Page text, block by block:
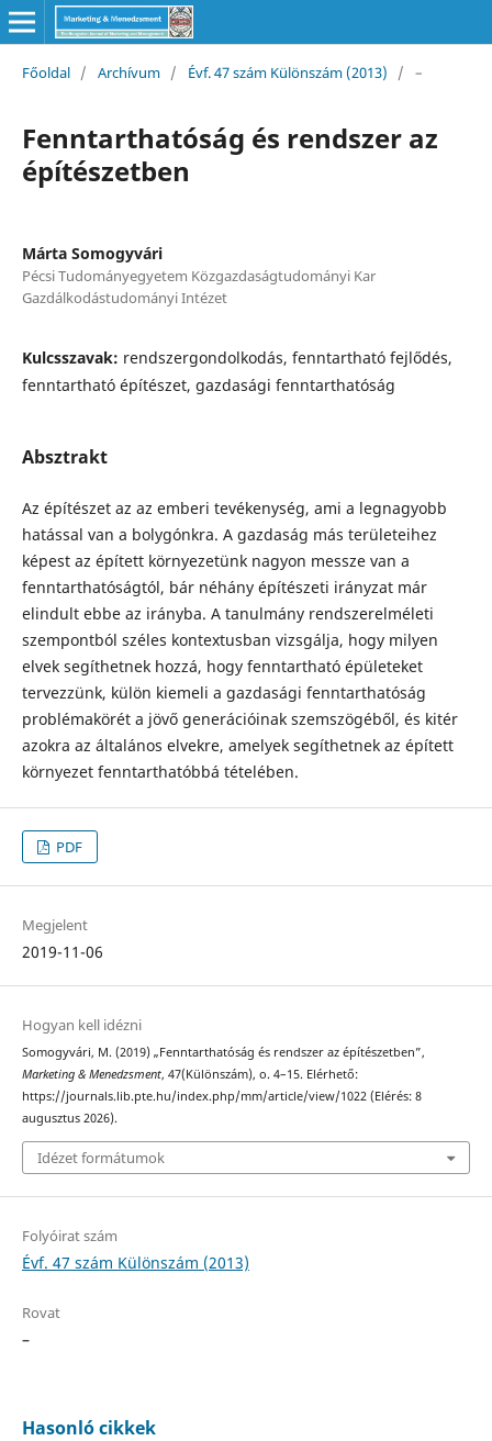
Főoldal / Archívum / Évf. 47 szám Különszám (2013) / –
Fenntarthatóság és rendszer az
építészetben
Márta Somogyvári
Pécsi Tudományegyetem Közgazdaságtudományi Kar
Gazdálkodástudományi Intézet
Kulcsszavak: rendszergondolkodás, fenntartható fejlődés,
fenntartható építészet, gazdasági fenntarthatóság
Absztrakt
Az építészet az az emberi tevékenység, ami a legnagyobb
hatással van a bolygónkra. A gazdaság más területeihez
képest az épí­tett környezetünk nagyon messze van a
fenntarthatóságtól, bár néhány épí­tészeti irányzat már
elindult ebbe az irányba. A tanulmány rendszerelméleti
szempontból szé­les kontextusban vizsgálja, hogy milyen
elvek segíthetnek hozzá, hogy fenntartható épületeket
tervezzünk, külön kiemeli a gazdasági fenntarthatóság
problémakörét a jövő generációinak szemszögéből, és kitér
azokra az általá­nos elvekre, amelyek segíthetnek az épített
környezet fenntarthatóbbá tételében.
PDF
Megjelent
2019-11-06
Hogyan kell idézni
Somogyvári, M. (2019) „Fenntarthatóság és rendszer az építészetben”,
Marketing & Menedzsment, 47(Különszám), o. 4–15. Elérhető:
https://journals.lib.pte.hu/index.php/mm/article/view/1022 (Elérés: 8
augusztus 2026).
Idézet formátumok
Folyóirat szám
Évf. 47 szám Különszám (2013)
Rovat
–
Hasonló cikkek